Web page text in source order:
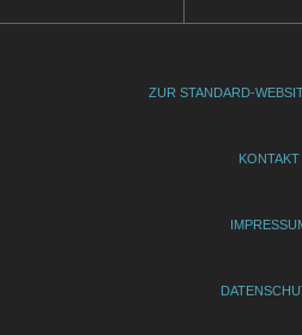
ZUR STANDARD-
KONTAKT